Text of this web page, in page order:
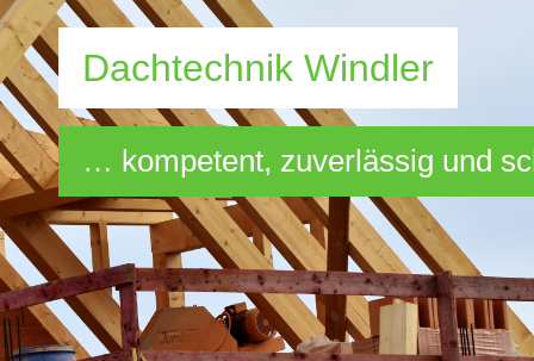
Dachtechnik Windler
… kompetent, zuverlässig und